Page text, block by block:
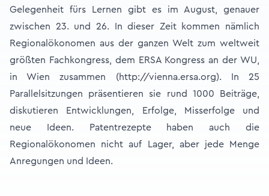
Gelegenheit fürs Lernen gibt es im August, genauer
zwischen 23. und 26. In dieser Zeit kommen nämlich
Regionalökonomen aus der ganzen Welt zum weltweit
größten Fachkongress, dem ERSA Kongress an der WU,
in Wien zusammen (http://vienna.ersa.org). In 25
Parallelsitzungen präsentieren sie rund 1000 Beiträge,
diskutieren Entwicklungen, Erfolge, Misserfolge und
neue Ideen. Patentrezepte haben auch die
Regionalökonomen nicht auf Lager, aber jede Menge
Anregungen und Ideen.